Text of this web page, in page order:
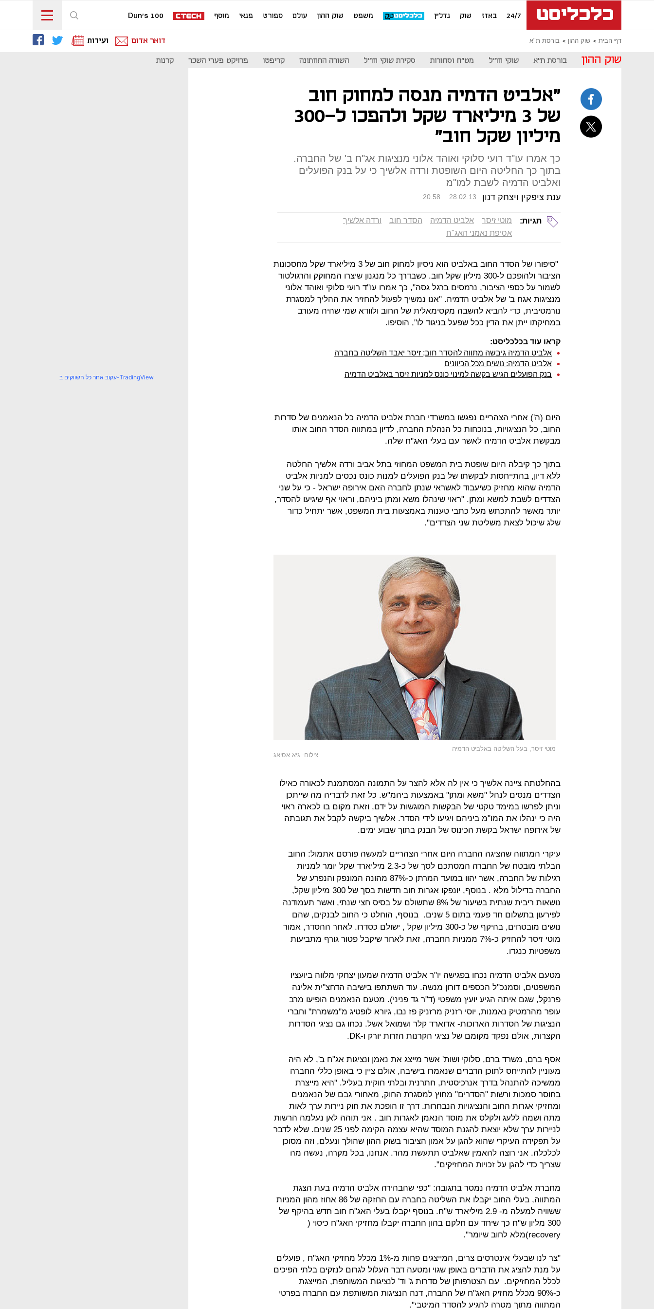
24/7 באזז שוק נדל"ן משפט שוק ההון עולם ספורט פנאי מוסף Dun's 100
דף הבית שוק ההון בורסת ת"א דואר אדום ועידות
שוק ההון בורסת ת"א שוקי חו"ל מט"ח וסחורות סקירת שוקי חו"ל השורה התחתונה קריפטו פרויקט פערי השכר קרנות
"אלביט הדמיה מנסה למחוק חוב
של 3 מיליארד שקל ולהפכו ל-300
מיליון שקל חוב"
כך אמרו עו"ד רועי סלוקי ואוהד אלוני מנציגות אג"ח ב' של החברה.
בתוך כך החליטה היום השופטת ורדה אלשיך כי על בנק הפועלים
ואלביט הדמיה לשבת למו"מ
ענת ציפקין ויצחק דנון 20:58 28.02.13
תגיות: מוטי זיסר אלביט הדמיה הסדר חוב
ורדה אלשיך
אסיפת נאמני האג"ח
"סיפורו של הסדר החוב באלביט הוא ניסיון למחוק חוב של 3 מיליארד שקל מחסכונות
הציבור ולהופכם ל-300 מיליון שקל חוב. כשבדרך כל מנגנון שיצרו המחוקק והרגולטור
לשמור על כספי הציבור, נרמסים ברגל גסה", כך אמרו עו"ד רועי סלוקי ואוהד אלוני
מנציגות אגח ב' של אלביט הדמיה. "אנו נמשיך לפעול להחזיר את ההליך למסגרת
נורמטיבית, כדי להביא להשבה מקסימאלית של החוב ולוודא שמי שהיה מעורב
במחיקתו ייתן את הדין ככל שפעל בניגוד לו", הוסיפו.
קראו עוד בכלכליסט:
אלביט הדמיה גיבשה מתווה להסדר חוב; זיסר יאבד השליטה בחברה
אלביט הדמיה: נושים מכל הכיוונים
בנק הפועלים הגיש בקשה למינוי כונס למניות זיסר באלביט הדמיה
היום (ה') אחרי הצהריים נפגשו במשרדי חברת אלביט הדמיה כל הנאמנים של סדרות
החוב, כל הנציגויות, בנוכחות כל הנהלת החברה, לדיון במתווה הסדר החוב אותו
מבקשת אלביט הדמיה לאשר עם בעלי האג"ח שלה.
בתוך כך קיבלה היום שופטת בית המשפט המחוזי בתל אביב ורדה אלשיך החלטה
ללא דיון, בהתייחסות לבקשתו של בנק הפועלים למנות כונס נכסים למניות אלביט
הדמיה שהוא מחזיק כשיעבוד לאשראי שנתן לחברה האם אירופה ישראל - כי על שני
הצדדים לשבת למשא ומתן. "ראוי שינהלו משא ומתן ביניהם, וראוי אף שיגיעו להסדר,
יותר מאשר להתכתש מעל כתבי טענות באמצעות בית המשפט, אשר יתחיל כדור
שלג שיכול לצאת משליטת שני הצדדים".
מוטי זיסר, בעל השליטה באלביט הדמיה
צילום: גיא אסיאג
בהחלטתה ציינה אלשיך כי אין לה אלא להצר על התמונה המסתמנת לכאורה כאילו
הצדדים מנסים לנהל "משא ומתן" באמצעות ביהמ"ש. כל זאת לדבריה מה שייתכן
וניתן לפרשו במימד טקטי של הבקשות המוגשות על ידם, וזאת מקום בו לכארה ראוי
היה כי ינהלו את המו"מ ביניהם ויגיעו לידי הסדר. אלשיך ביקשה לקבל את תגובתה
של אירופה ישראל בקשת הכינוס של הבנק בתוך שבוע ימים.
עיקרי המתווה שהציגה החברה היום אחרי הצהריים למעשה פורסם אתמול: החוב
הבלתי מובטח של החברה המסתכם לסך של כ-2.3 מיליארד שקל יומר למניות
רגילות של החברה, אשר יהוו במועד המרתן כ-87% מהונה המונפק והנפרע של
החברה בדילול מלא . בנוסף, יונפקו אגרות חוב חדשות בסך של 300 מיליון שקל,
נושאות ריבית שנתית בשיעור של 8% שתשולם על בסיס חצי שנתי, ואשר תעמודנה
לפירעון בתשלום חד פעמי בתום 5 שנים. בנוסף, הוחלט כי החוב לבנקים, שהם
נושים מובטחים, בהיקף של כ-300 מיליון שקל , ישולם כסדרו. לאחר ההסדר, אמור
מוטי זיסר להחזיק כ-7% ממניות החברה, זאת לאחר שיקבל פטור גורף מתביעות
משפטיות כנגדו.
מטעם אלביט הדמיה נכחו בפגישה יו"ר אלביט הדמיה שמעון יצחקי מלווה ביועציו
המשפטים, וסמנכ"ל הכספים דורון מנשה. עוד השתתפו בישיבה הדחצ"ית אלינה
פרנקל, שגם איתה הגיע יועץ משפטי (ד"ר גד פניני). מטעם הנאמנים הופיעו מרב
עופר מהרמטיק נאמנות, יוסי רזניק מרזניק פז נבו, גיורא לופטיג מ"משמרת" וחברי
הנציגות של הסדרות הארוכות- אדוארד קלר ושמואל אשל. נכחו גם נציגי הסדרות
הקצרות, אולם נפקד מקומם של נציגי הקרנות הזרות יורק ו-DK.
אסף ברם, משרד ברם, סלוקי ושות' אשר מייצג את נאמן ונציגות אג"ח ב', לא היה
מעוניין להתייחס לתוכן הדברים שנאמרו בישיבה, אולם ציין כי באופן כללי החברה
ממשיכה להתנהל בדרך אנרכיסטית, חתרנית ובלתי חוקית בעליל. "היא מייצרת
בחוסר סמכות ורשות "הסדרים" מחוץ למסגרת החוק, מאחורי גבם של הנאמנים
ומחזיקי אגרות החוב והנציגויות הנבחרות. דרך זו הופכת את חוק ניירות ערך לאות
מתה ושמה ללעג ולקלס את מוסד הנאמן לאגרות חוב . אני תוהה לאן נעלמה הרשות
לניירות ערך שלא יוצאת להגנת המוסד שהיא עצמה הקימה לפני 25 שנים. שלא לדבר
על תפקידה העיקרי שהוא להגן על אמון הציבור בשוק ההון שהולך ונעלם, וזה מסוכן
לכלכלה. אני רוצה להאמין שאלביט תתעשת מהר. אנחנו, בכל מקרה, נעשה מה
שצריך כדי להגן על זכויות המחזיקים".
מחברת אלביט הדמיה נמסר בתגובה: "כפי שהבהירה אלביט הדמיה בעת הצגת
המתווה, בעלי החוב יקבלו את השליטה בחברה עם החזקה של 86 אחוז מהון המניות
ששוויה למעלה מ- 2.9 מיליארד ש"ח. בנוסף יקבלו בעלי האג"ח חוב חדש בהיקף של
(recovery‬‬מלא לחוב שיומר".
‫‫"צר לנו שבעלי אינטרסים צרים, המייצגים פחות מ-1% מכלל מחזיקי האג"ח , פועלים
על מנת להציג את הדברים באופן שגוי ומטעה דבר העלול לגרום לנזקים בלתי הפיכים
לכלל המחזיקים.‬‬ ‫‫ ‫‫עם הצטרפותן של סדרות ג' וד' לנציגות המשותפת, המייצגת
כ-90% מכלל מחזיק האג"ח של החברה, דנה הנציגות המשותפת עם החברה בפרטי
המתווה מתוך מטרה להגיע להסדר המיטבי".
עקוב אחר כל השווקים ב-TradingView